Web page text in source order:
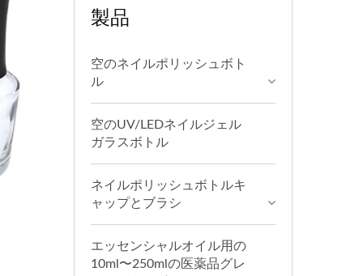
製品
空のネイルポリッシュボト
ル
空のUV/LEDネイルジェル
ガラスボトル
ネイルポリッシュボトルキ
ャップとブラシ
エッセンシャルオイル用の
10ml〜250mlの医薬品グレ